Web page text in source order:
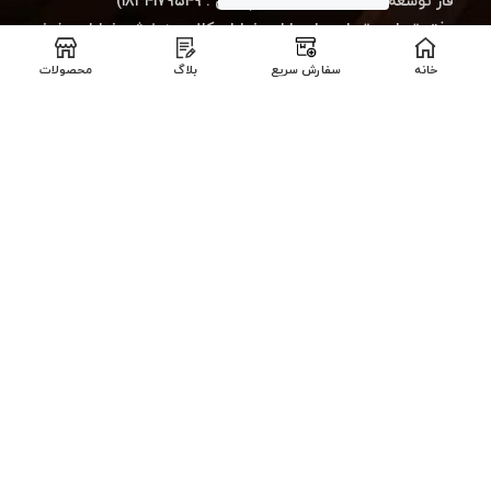
دفتر تهران : تهران_پاسداران-خیابان کلاهدوز-نبش خیابان عفیف
مصمم- پلاک ۱۰- واحد۲
خانه سفارش سریع بلاگ محصولات